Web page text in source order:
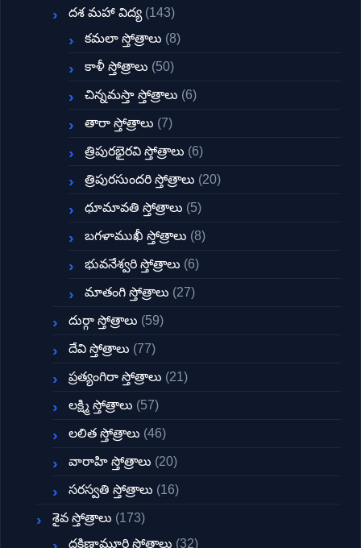
దశ మహా విద్య (143)
కమలా స్తోత్రాలు (8)
కాళీ స్తోత్రాలు (50)
చిన్నమస్తా స్తోత్రాలు (6)
తారా స్తోత్రాలు (7)
త్రిపురభైరవి స్తోత్రాలు (6)
త్రిపురసుందరి స్తోత్రాలు (20)
ధూమావతి స్తోత్రాలు (5)
బగళాముఖీ స్తోత్రాలు (8)
భువనేశ్వరి స్తోత్రాలు (6)
మాతంగి స్తోత్రాలు (27)
దుర్గా స్తోత్రాలు (59)
దేవి స్తోత్రాలు (77)
ప్రత్యంగిరా స్తోత్రాలు (21)
లక్ష్మి స్తోత్రాలు (57)
లలిత స్తోత్రాలు (46)
వారాహి స్తోత్రాలు (20)
సరస్వతి స్తోత్రాలు (16)
శైవ స్తోత్రాలు (173)
దక్షిణామూర్తి స్తోత్రాలు (32)